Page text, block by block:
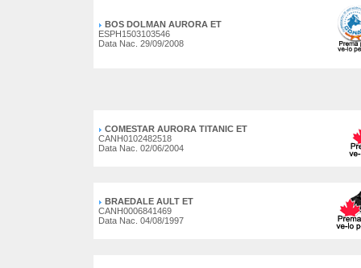
BOS DOLMAN AURORA ET
ESPH1503103546
Data Nac. 29/09/2008
COMESTAR AURORA TITANIC ET
CANH0102482518
Data Nac. 02/06/2004
BRAEDALE AULT ET
CANH0006841469
Data Nac. 04/08/1997